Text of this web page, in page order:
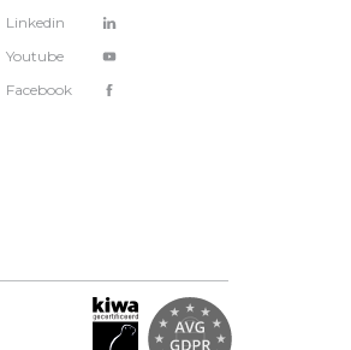
Linkedin
Youtube
Facebook